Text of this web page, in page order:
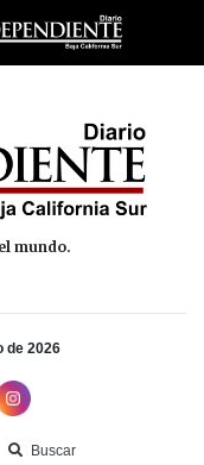
Deportes Cultura
mundo.
de 2026
Buscar